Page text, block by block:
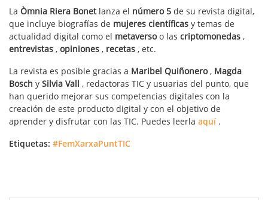
La Òmnia Riera Bonetlanza el número 5 de su revista digital,
que incluye biografías de mujeres científicas y temas de
actualidad digital como el metaversoo las criptomonedas ,
entrevistas , opiniones , recetas , etc.
La revista es posible gracias a Maribel Quiñonero, Magda
Bosch y Silvia Vall , redactoras TIC y usuarias del punto, que
han querido mejorar sus competencias digitales con la
creación de este producto digital y con el objetivo de
aprender y disfrutar con las TIC. Puedes leerla aquí.
Etiquetas: #FemXarxaPuntTIC